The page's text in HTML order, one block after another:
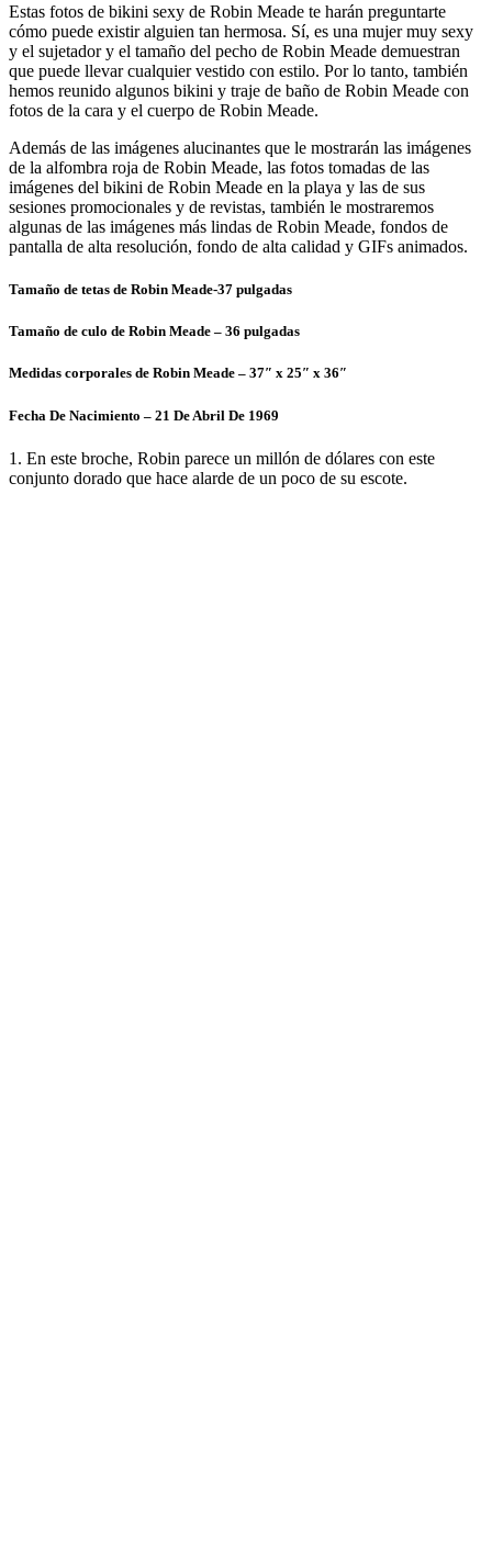
Estas fotos de bikini sexy de Robin Meade te harán preguntarte
cómo puede existir alguien tan hermosa. Sí, es una mujer muy sexy
y el sujetador y el tamaño del pecho de Robin Meade demuestran
que puede llevar cualquier vestido con estilo. Por lo tanto, también
hemos reunido algunos bikini y traje de baño de Robin Meade con
fotos de la cara y el cuerpo de Robin Meade.
Además de las imágenes alucinantes que le mostrarán las imágenes
de la alfombra roja de Robin Meade, las fotos tomadas de las
imágenes del bikini de Robin Meade en la playa y las de sus
sesiones promocionales y de revistas, también le mostraremos
algunas de las imágenes más lindas de Robin Meade, fondos de
pantalla de alta resolución, fondo de alta calidad y GIFs animados.
Tamaño de tetas de Robin Meade-37 pulgadas
Tamaño de culo de Robin Meade – 36 pulgadas
Medidas corporales de Robin Meade – 37″ x 25″ x 36″
Fecha De Nacimiento – 21 De Abril De 1969
1. En este broche, Robin parece un millón de dólares con este
conjunto dorado que hace alarde de un poco de su escote.